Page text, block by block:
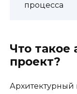
процесса
Что такое
проект?
Архитектурный